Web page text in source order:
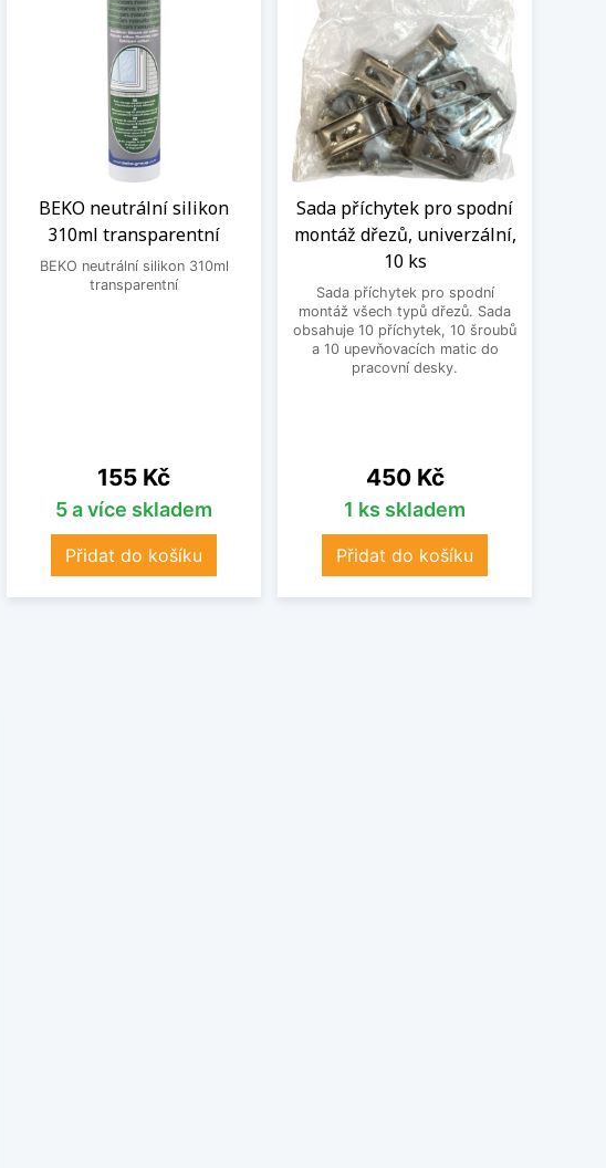
BEKO neutrální silikon
310ml transparentní
BEKO neutrální silikon 310ml
transparentní
Cena
155 Kč
5 a více skladem
Přidat do košíku
Sada příchytek pro spodní
montáž dřezů, univerzální,
10 ks
Sada příchytek pro spodní
montáž všech typů dřezů. Sada
obsahuje 10 příchytek, 10 šroubů
a 10 upevňovacích matic do
pracovní desky.
Cena
450 Kč
1 ks skladem
Přidat do košíku